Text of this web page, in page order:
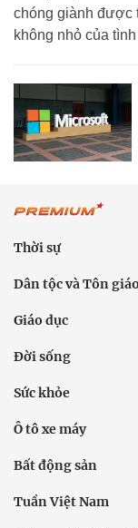
chóng giành được
không nhỏ của
Thời sự
Dân tộc và Tôn giáo
Giáo dục
Đời sống
Sức khỏe
Ô tô xe máy
Bất động sản
Tuần Việt Nam